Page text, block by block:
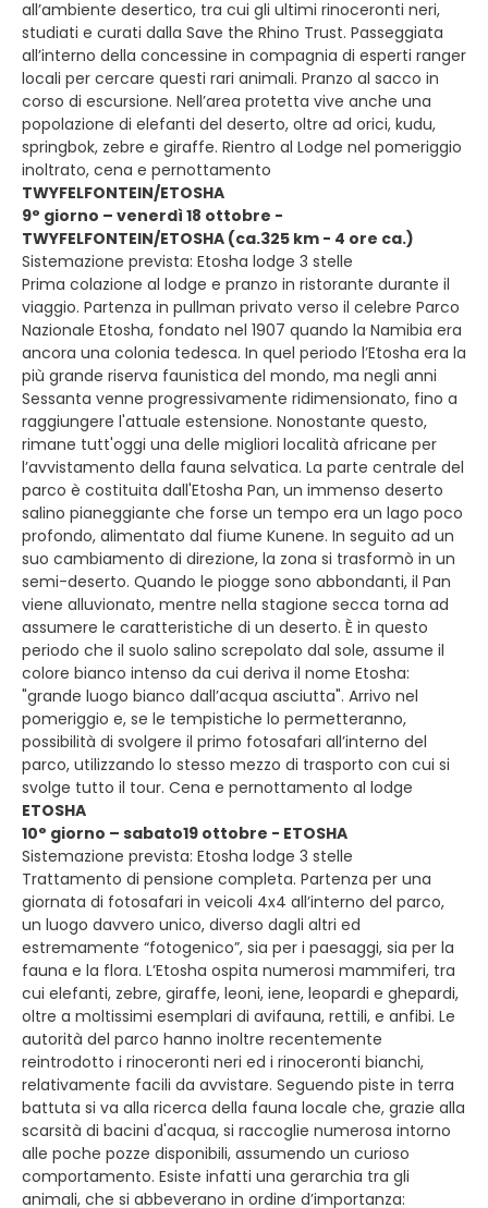
all’ambiente desertico, tra cui gli ultimi rinoceronti neri,
studiati e curati dalla Save the Rhino Trust. Passeggiata
all’interno della concessine in compagnia di esperti ranger
locali per cercare questi rari animali. Pranzo al sacco in
corso di escursione. Nell’area protetta vive anche una
popolazione di elefanti del deserto, oltre ad orici, kudu,
springbok, zebre e giraffe. Rientro al Lodge nel pomeriggio
inoltrato, cena e pernottamento
TWYFELFONTEIN/ETOSHA
9° giorno – venerdì 18 ottobre -
TWYFELFONTEIN/ETOSHA (ca.325 km - 4 ore ca.)
Sistemazione prevista: Etosha lodge 3 stelle
Prima colazione al lodge e pranzo in ristorante durante il
viaggio. Partenza in pullman privato verso il celebre Parco
Nazionale Etosha, fondato nel 1907 quando la Namibia era
ancora una colonia tedesca. In quel periodo l’Etosha era la
più grande riserva faunistica del mondo, ma negli anni
Sessanta venne progressivamente ridimensionato, fino a
raggiungere l'attuale estensione. Nonostante questo,
rimane tutt'oggi una delle migliori località africane per
l’avvistamento della fauna selvatica. La parte centrale del
parco è costituita dall'Etosha Pan, un immenso deserto
salino pianeggiante che forse un tempo era un lago poco
profondo, alimentato dal fiume Kunene. In seguito ad un
suo cambiamento di direzione, la zona si trasformò in un
semi-deserto. Quando le piogge sono abbondanti, il Pan
viene alluvionato, mentre nella stagione secca torna ad
assumere le caratteristiche di un deserto. È in questo
periodo che il suolo salino screpolato dal sole, assume il
colore bianco intenso da cui deriva il nome Etosha:
"grande luogo bianco dall’acqua asciutta". Arrivo nel
pomeriggio e, se le tempistiche lo permetteranno,
possibilità di svolgere il primo fotosafari all’interno del
parco, utilizzando lo stesso mezzo di trasporto con cui si
svolge tutto il tour. Cena e pernottamento al lodge
ETOSHA
10° giorno – sabato19 ottobre - ETOSHA
Sistemazione prevista: Etosha lodge 3 stelle
Trattamento di pensione completa. Partenza per una
giornata di fotosafari in veicoli 4x4 all’interno del parco,
un luogo davvero unico, diverso dagli altri ed
estremamente “fotogenico”, sia per i paesaggi, sia per la
fauna e la flora. L’Etosha ospita numerosi mammiferi, tra
cui elefanti, zebre, giraffe, leoni, iene, leopardi e ghepardi,
oltre a moltissimi esemplari di avifauna, rettili, e anfibi. Le
autorità del parco hanno inoltre recentemente
reintrodotto i rinoceronti neri ed i rinoceronti bianchi,
relativamente facili da avvistare. Seguendo piste in terra
battuta si va alla ricerca della fauna locale che, grazie alla
scarsità di bacini d'acqua, si raccoglie numerosa intorno
alle poche pozze disponibili, assumendo un curioso
comportamento. Esiste infatti una gerarchia tra gli
animali, che si abbeverano in ordine d’importanza: